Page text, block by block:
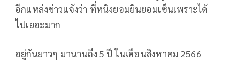
อีกแหล่งข่าวแจ้งว่า ที่หนิงยอมยินยอมเซ็นเพราะได้
ไปเยอะมาก
อยู่กันยาวๆ มานานถึง 5 ปี ในเดือนสิงหาคม 2566